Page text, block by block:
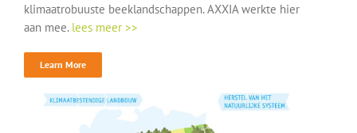
klimaatrobuuste beeklandschappen. AXXIA werkte hier
aan mee. lees meer >>
Learn More